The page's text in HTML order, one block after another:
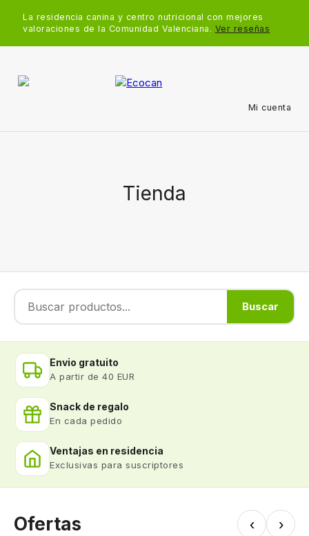
La residencia canina y centro nutricional con mejores
valoraciones de la Comunidad Valenciana. Ver reseñas
Mi cuenta
Tienda
Buscar
Envio gratuito
A partir de 40 EUR
Snack de regalo
En cada pedido
Ventajas en residencia
Exclusivas para suscriptores
Ofertas ‹ ›